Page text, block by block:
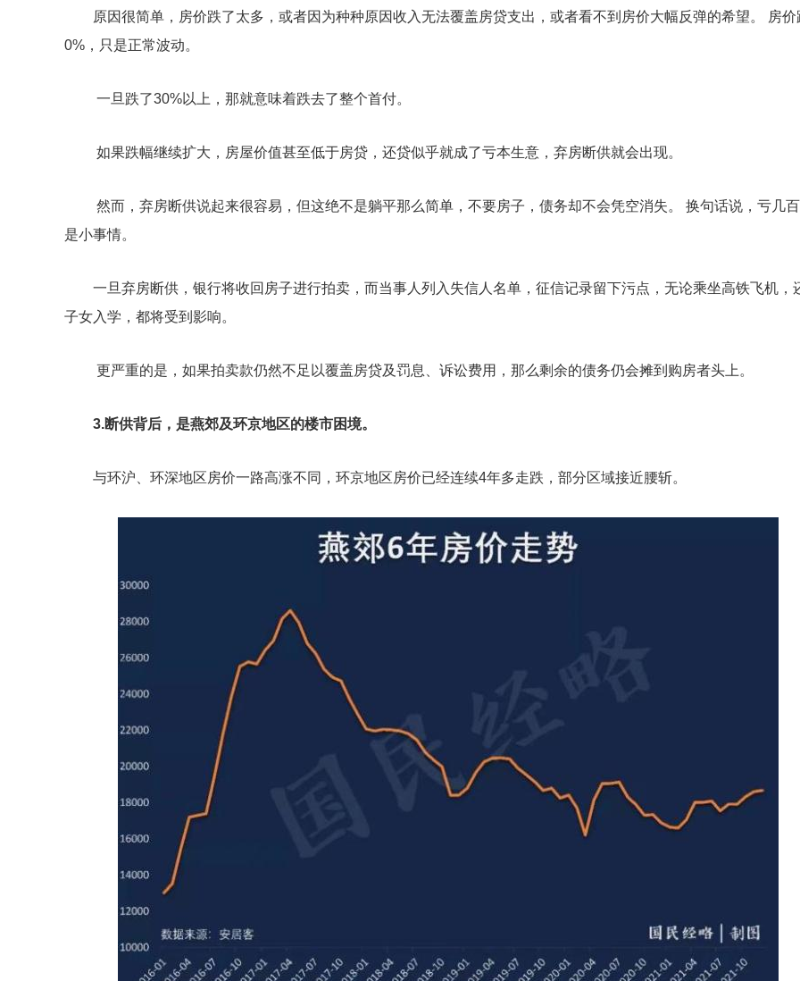
原因很简单，房价跌了太多，或者因为种种原因收入无法覆盖房贷支出，或者看不到房价大幅反弹的希望。 房价
0%，只是正常波动。
一旦跌了30%以上，那就意味着跌去了整个首付。
如果跌幅继续扩大，房屋价值甚至低于房贷，还贷似乎就成了亏本生意，弃房断供就会出现。
然而，弃房断供说起来很容易，但这绝不是躺平那么简单，不要房子，债务却不会凭空消失。 换句话说，亏几
是小事情。
一旦弃房断供，银行将收回房子进行拍卖，而当事人列入失信人名单，征信记录留下污点，无论乘坐高铁飞机，
子女入学，都将受到影响。
更严重的是，如果拍卖款仍然不足以覆盖房贷及罚息、诉讼费用，那么剩余的债务仍会摊到购房者头上。
3.断供背后，是燕郊及环京地区的楼市困境。
与环沪、环深地区房价一路高涨不同，环京地区房价已经连续4年多走跌，部分区域接近腰斩。